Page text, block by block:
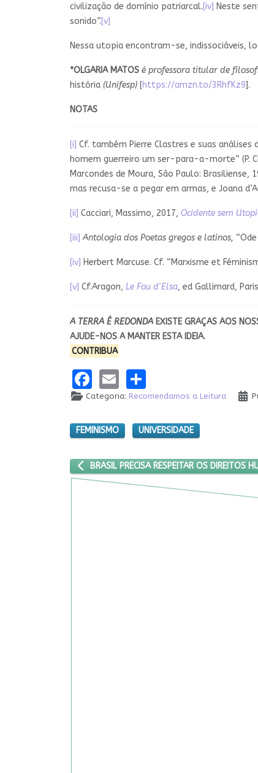
civilização de domínio patriarcal.[iv] Neste
sonido”.[v]
Nessa utopia encontram-se, indissociáveis,
*OLGARIA MATOS é professora titular de
história (Unifesp) [https://amzn.to/3RhfKz9].
NOTAS
[i] Cf. também Pierre Clastres e suas
homem guerreiro um ser-para-a-morte” (P.
Marcondes de Moura, São Paulo:
mas recusa-se a pegar em armas, e Joana
[ii] Cacciari, Massimo, 2017, Ocidente sem
[iii] Antologia dos Poetas gregos e latinos,
[iv] Herbert Marcuse. Cf. “Marxisme et
[v] Cf.Aragon, Le Fou d´Elsa, ed Gallimard,
A TERRA É REDONDA EXISTE GRAÇAS AOS
AJUDE-NOS A MANTER ESTA IDEIA.
CONTRIBUA
Facebook
Email
Categoria: Recomendamos a Leitura
FEMINISMO UNIVERSIDADE
ARTIGO ANTERIOR: BRASIL PRECISA
BRASIL PRECISA RESPEITAR OS DIREITOS